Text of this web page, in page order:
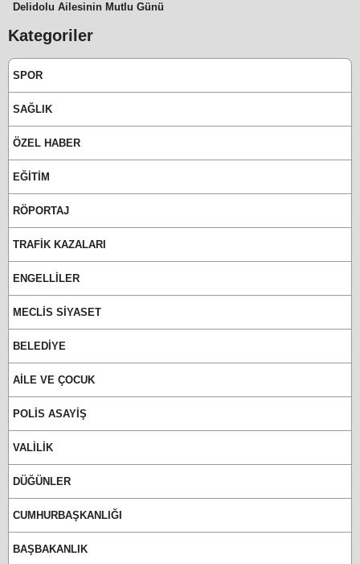
Delidolu Ailesinin Mutlu Günü
Kategoriler
SPOR
SAĞLIK
ÖZEL HABER
EĞİTİM
RÖPORTAJ
TRAFİK KAZALARI
ENGELLİLER
MECLİS SİYASET
BELEDİYE
AİLE VE ÇOCUK
POLİS ASAYİŞ
VALİLİK
DÜĞÜNLER
CUMHURBAŞKANLIĞI
BAŞBAKANLIK